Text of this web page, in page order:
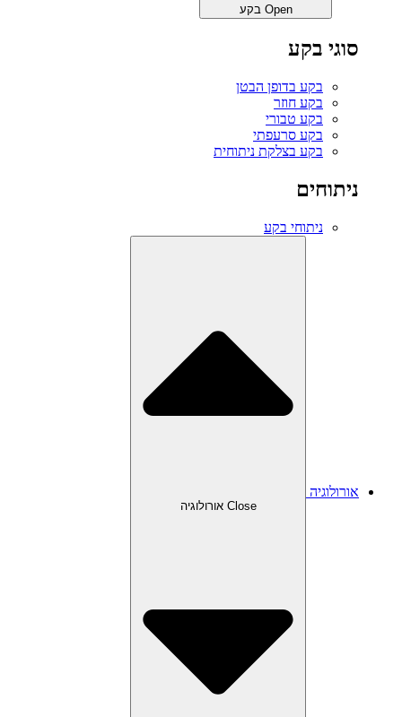
Open בקע
סוגי בקע
בקע בדופן הבטן
בקע חוזר
בקע טבורי
בקע סרעפתי
בקע בצלקת ניתוחית
ניתוחים
ניתוחי בקע
אורולוגיה
Close אורולוגיה